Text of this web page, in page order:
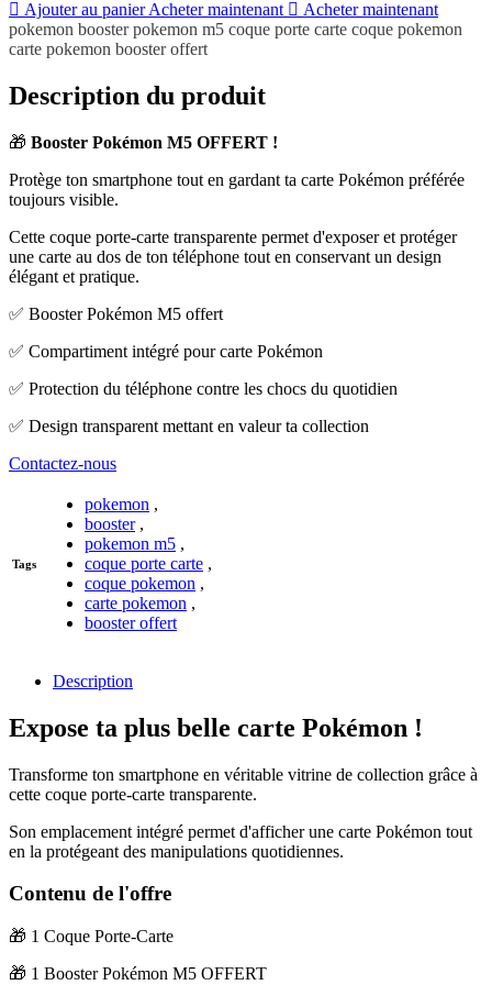
Ajouter au panierAcheter maintenant
Acheter maintenant
pokemon booster pokemon m5 coque porte carte coque pokemon
carte pokemon booster offert
Description du produit
🎁 Booster Pokémon M5 OFFERT !
Protège ton smartphone tout en gardant ta carte Pokémon préférée
toujours visible.
Cette coque porte-carte transparente permet d'exposer et protéger
une carte au dos de ton téléphone tout en conservant un design
élégant et pratique.
✅ Booster Pokémon M5 offert
✅ Compartiment intégré pour carte Pokémon
✅ Protection du téléphone contre les chocs du quotidien
✅ Design transparent mettant en valeur ta collection
Contactez-nous
Tags
pokemon ,
booster,
pokemon m5 ,
coque porte carte ,
coque pokemon ,
carte pokemon ,
booster offert
Description
Expose ta plus belle carte Pokémon !
Transforme ton smartphone en véritable vitrine de collection grâce à
cette coque porte-carte transparente.
Son emplacement intégré permet d'afficher une carte Pokémon tout
en la protégeant des manipulations quotidiennes.
Contenu de l'offre
🎁 1 Coque Porte-Carte
🎁 1 Booster Pokémon M5 OFFERT